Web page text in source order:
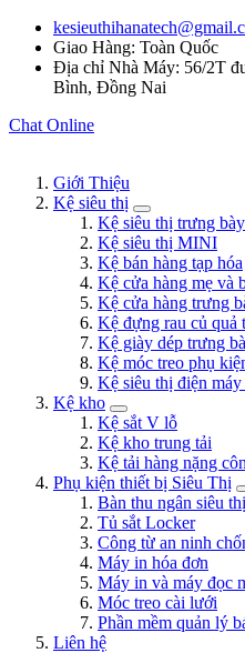
Giao Hàng: Toàn Quốc
Địa chỉ Nhà Máy: 56/2T
Bình, Đồng Nai
Chat Online
Giới Thiệu
Kệ siêu thị
Kệ siêu thị trưng
Kệ siêu thị MINI
Kệ bán hàng tạp hóa
Kệ cửa hàng mẹ và
Kệ cửa hàng trưng
Kệ đựng rau củ quả
Kệ giày dép trưng
Kệ móc treo phụ
Kệ siêu thị điện
Kệ kho
Kệ sắt V lỗ
Kệ kho trung tải
Kệ tải hàng nặng
Phụ kiện thiết bị Siêu Thị
Bàn thu ngân siêu thị
Tủ sắt Locker
Công từ an ninh
Máy in hóa đơn
Máy in và máy đọc
Móc treo cài lưới
Phần mềm quản lý
Liên hệ